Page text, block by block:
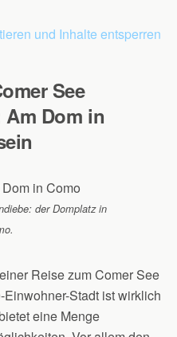
und Inhalte entsperren
See
Dom in
der Domplatz in
Reise zum Comer See
Stadt ist wirklich
eine Menge